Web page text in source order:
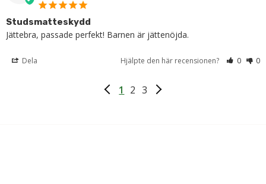
Studsmatteskydd
Jättebra, passade perfekt! Barnen är jättenöjda.
Dela Hjälpte den här recensionen? 0 0
1 2 3